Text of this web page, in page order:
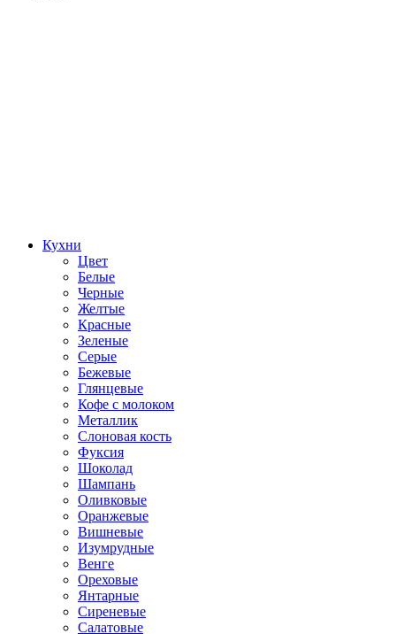
Кухни
Цвет
Белые
Черные
Желтые
Красные
Зеленые
Серые
Бежевые
Глянцевые
Кофе с молоком
Металлик
Слоновая кость
Фуксия
Шоколад
Шампань
Оливковые
Оранжевые
Вишневые
Изумрудные
Венге
Ореховые
Янтарные
Сиреневые
Салатовые